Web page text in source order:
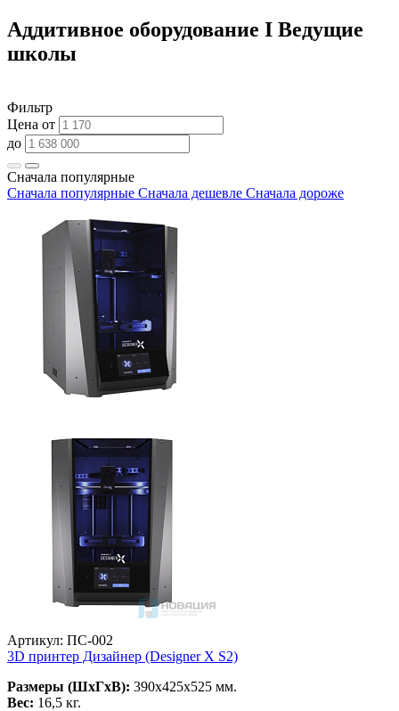
Аддитивное оборудование I Ведущие
школы
Фильтр
Цена от
до
Сначала популярные
Сначала популярные Сначала дешевле Сначала дороже
Артикул: ПС-002
3D принтер Дизайнер (Designer X S2)
Размеры (ШхГхВ): 390x425x525 мм.
Вес: 16,5 кг.